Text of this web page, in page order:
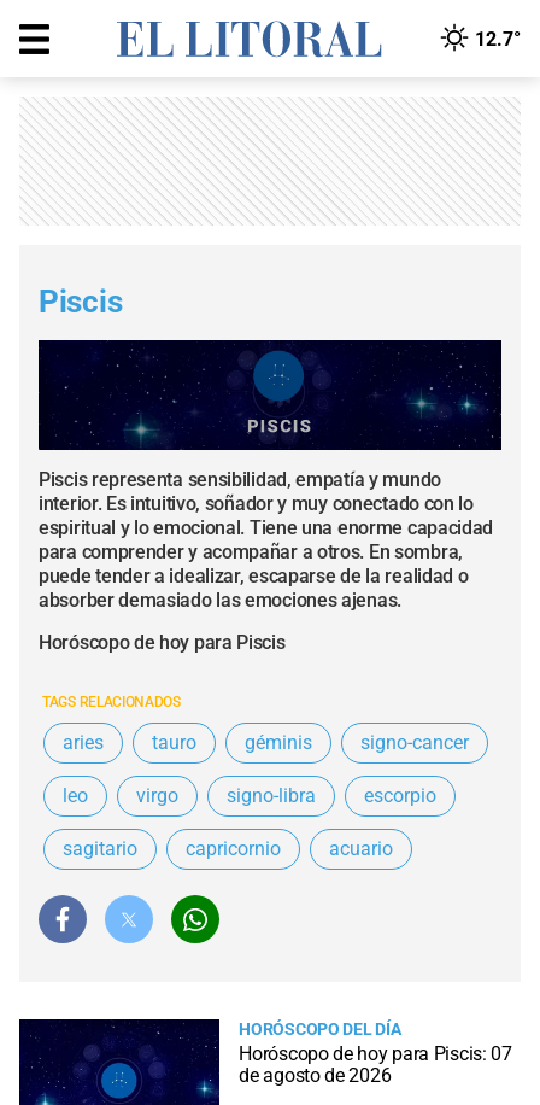
12.7°
Piscis
Piscis representa sensibilidad, empatía y mundo
interior. Es intuitivo, soñador y muy conectado con lo
espiritual y lo emocional. Tiene una enorme capacidad
para comprender y acompañar a otros. En sombra,
puede tender a idealizar, escaparse de la realidad o
absorber demasiado las emociones ajenas.
Horóscopo de hoy para Piscis
TAGS RELACIONADOS
aries tauro géminis signo-cancer
leo virgo signo-libra escorpio
sagitario capricornio acuario
HORÓSCOPO DEL DÍA
Horóscopo de hoy para Piscis: 07
de agosto de 2026